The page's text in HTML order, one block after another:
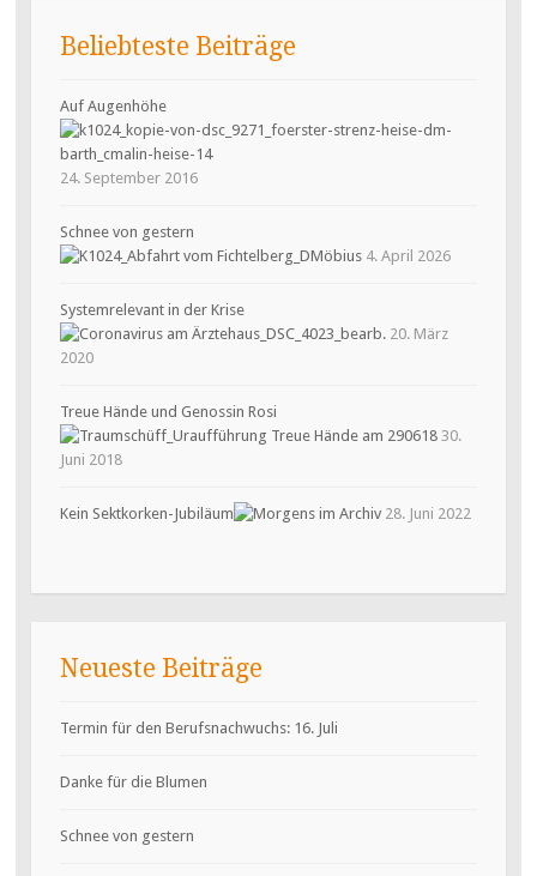
Beliebteste Beiträge
Auf Augenhöhe
24. September 2016
Schnee von gestern
4. April 2026
Systemrelevant in der Krise
20. März
2020
Treue Hände und Genossin Rosi
30.
Juni 2018
Kein Sektkorken-Jubiläum 28. Juni 2022
Neueste Beiträge
Termin für den Berufsnachwuchs: 16. Juli
Danke für die Blumen
Schnee von gestern